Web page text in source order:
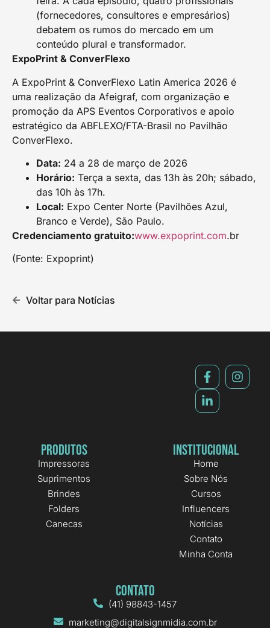
(fornecedores, consultores e empresários)
debatem os rumos do mercado em um
conteúdo plural e transformador.
ExpoPrint & ConverFlexo
A ExpoPrint & ConverFlexo Latin America 2026 é
uma realização da Afeigraf, com organização e
promoção da APS Eventos Corporativos e apoio
estratégico da ABFLEXO/FTA-Brasil no Pavilhão
ConverFlexo.
Data: 24 a 28 de março de 2026
Horário: Terça a sexta, das 13h às 20h; sábado,
das 10h às 17h.
Local: Expo Center Norte (Pavilhões Azul,
Branco e Verde), São Paulo.
Credenciamento gratuito:www.expoprint.com.br
(Fonte: Expoprint)
Voltar para Notícias
Produtos
Impressoras
Suprimentos
Brindes
Folders
Canecas
Institucional
Home
Sobre Nós
Cursos
Influencers
Notícias
Contato
Minha Conta
Contato
(41) 98843-1457
marketing@digitalsignmidia.com.br